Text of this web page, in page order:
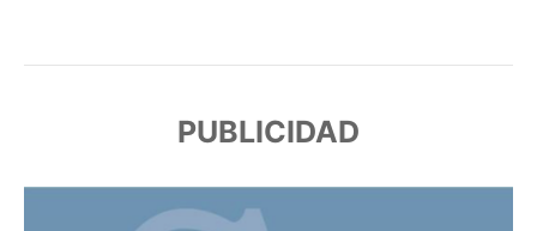
PUBLICIDAD